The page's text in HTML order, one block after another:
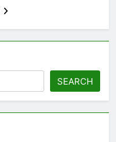
SEARCH